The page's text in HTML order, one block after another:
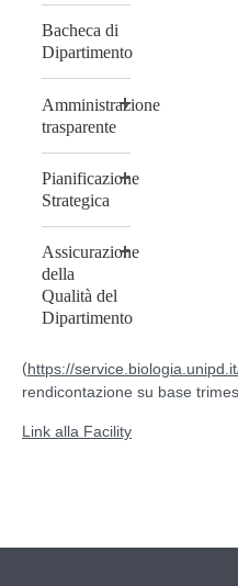
Bacheca di
Dipartimento
Amministrazione
trasparente
Pianificazione
Strategica
Assicurazione
della
Qualità del
Dipartimento
(https://
rendicontazione su base
Link alla Facility